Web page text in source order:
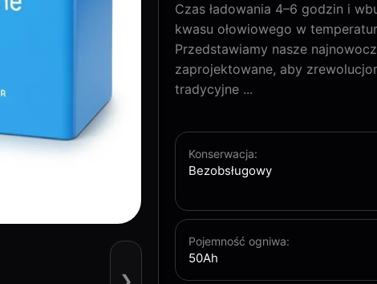
Czas ładowania 4–6 godzin i
kwasu ołowiowego w
Przedstawiamy nasze
zaprojektowane, aby
tradycyjne ...
Konserwacja:
Bezobsługowy
Pojemność ogniwa:
50Ah